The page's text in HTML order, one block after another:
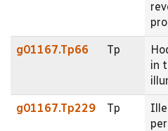
g01167.Tp66 Tp
in
g01167.Tp229 Tp